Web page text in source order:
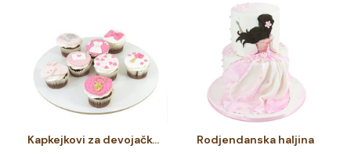
Kapkejkovi za devojačko veče Rodjendanska haljina